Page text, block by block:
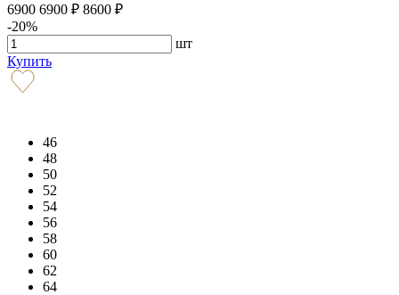
6900 6900 ₽ 8600 ₽
-20%
шт
Купить
46
48
50
52
54
56
58
60
62
64